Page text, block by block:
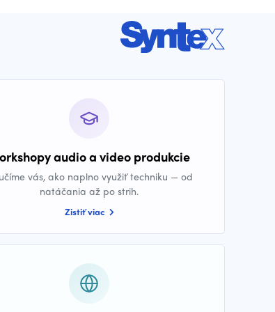
audio a video produkcie
vás, ako naplno využiť techniku — od
natáčania až po strih.
Zistiť viac